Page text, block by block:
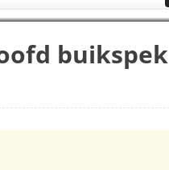
buikspek